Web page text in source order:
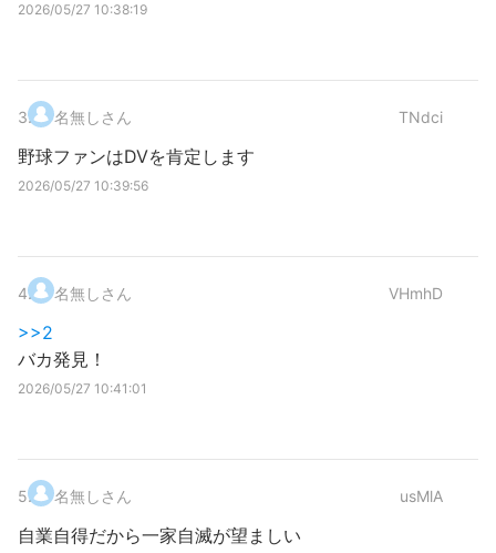
2026/05/27 10:38:19
3. 名無しさん TNdci
野球ファンはDVを肯定します
2026/05/27 10:39:56
4. 名無しさん VHmhD
>>2
バカ発見！
2026/05/27 10:41:01
5. 名無しさん usMlA
自業自得だから一家自滅が望ましい